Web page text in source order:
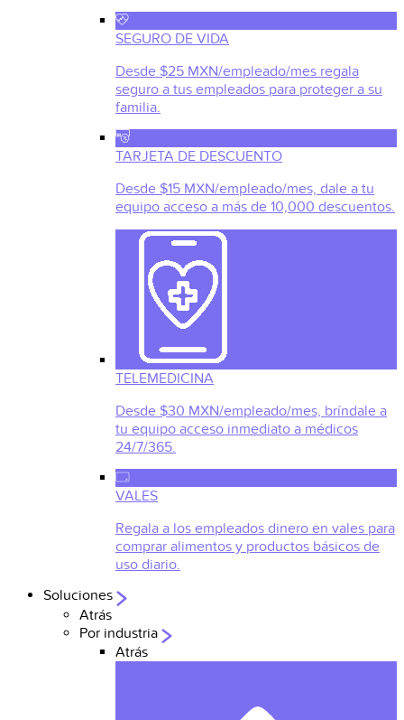
SEGURO DE VIDA
Desde $25 MXN/empleado/mes regala
seguro a tus empleados para proteger a su
familia.
TARJETA DE DESCUENTO
Desde $15 MXN/empleado/mes, dale a tu
equipo acceso a más de 10,000 descuentos.
TELEMEDICINA
Desde $30 MXN/empleado/mes, bríndale a
tu equipo acceso inmediato a médicos
24/7/365.
VALES
Regala a los empleados dinero en vales para
comprar alimentos y productos básicos de
uso diario.
Soluciones
Atrás
Por industria
Atrás